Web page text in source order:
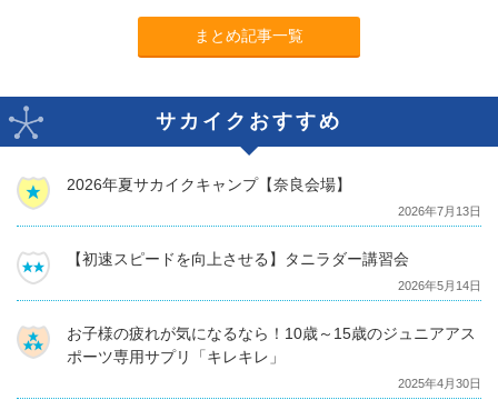
まとめ記事一覧
サカイクおすすめ
2026年夏サカイクキャンプ【奈良会場】
2026年7月13日
【初速スピードを向上させる】タニラダー講習会
2026年5月14日
お子様の疲れが気になるなら！10歳～15歳のジュニアアス
ポーツ専用サプリ「キレキレ」
2025年4月30日